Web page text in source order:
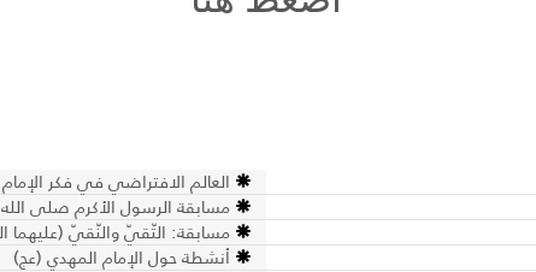
العالم الافتراضي في فكر الإمام
مسابقة الرسول الأكرم صلى الله
مسابقة: التّقيّ والنّقيّ (عليهما
أنشطة حول الإمام المهدي (عج)